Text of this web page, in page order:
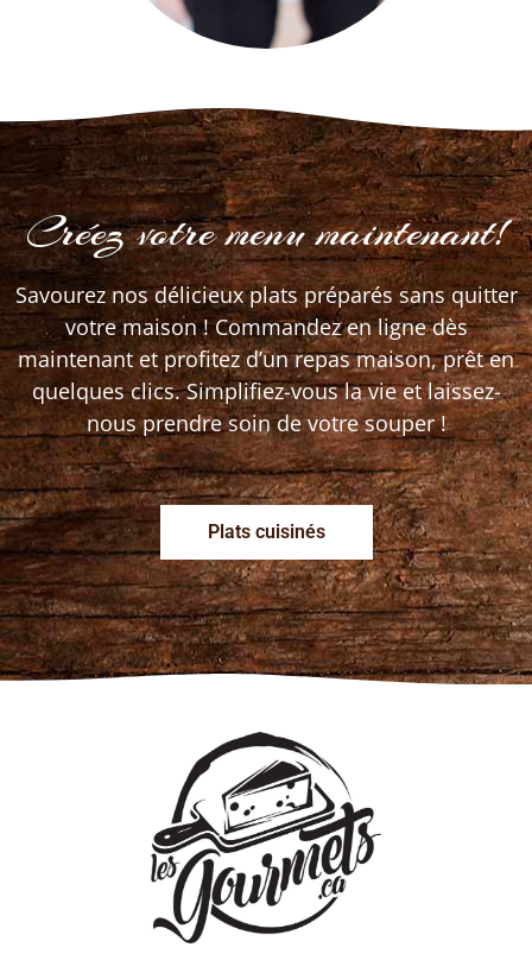
Créez votre menu maintenant!
Savourez nos délicieux plats préparés sans quitter
votre maison ! Commandez en ligne dès
maintenant et profitez d’un repas maison, prêt en
quelques clics. Simplifiez-vous la vie et laissez-
nous prendre soin de votre souper !
Plats cuisinés